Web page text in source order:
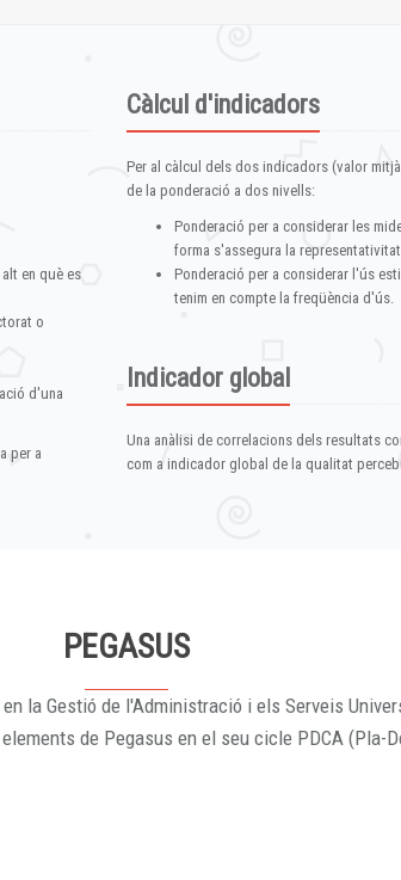
en què es
o
d'una
per a
Càlcul d'indicadors
Per al càlcul dels dos indicadors (valor
de la ponderació a dos nivells:
Ponderació per a considerar les
forma s'assegura la
Ponderació per a considerar l'ús
tenim en compte la freqüència d'ús.
Indicador global
Una anàlisi de correlacions dels resultats
com a indicador global de la qualitat
PEGASUS
la Gestió de l'Administració i els Serveis
de Pegasus en el seu cicle PDCA (Pla-